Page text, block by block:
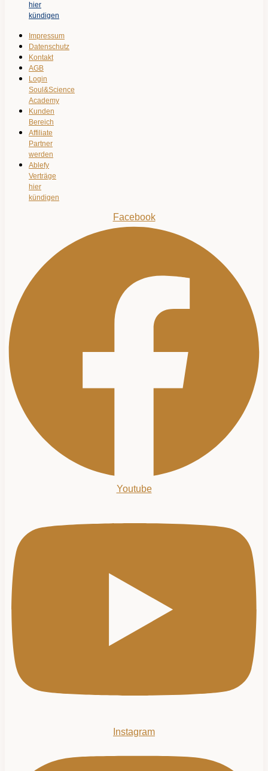
hier
kündigen
Impressum
Datenschutz
Kontakt
AGB
Login
Soul&Science
Academy
Kunden
Bereich
Affiliate
Partner
werden
Ablefy
Verträge
hier
kündigen
Facebook
Youtube
Instagram